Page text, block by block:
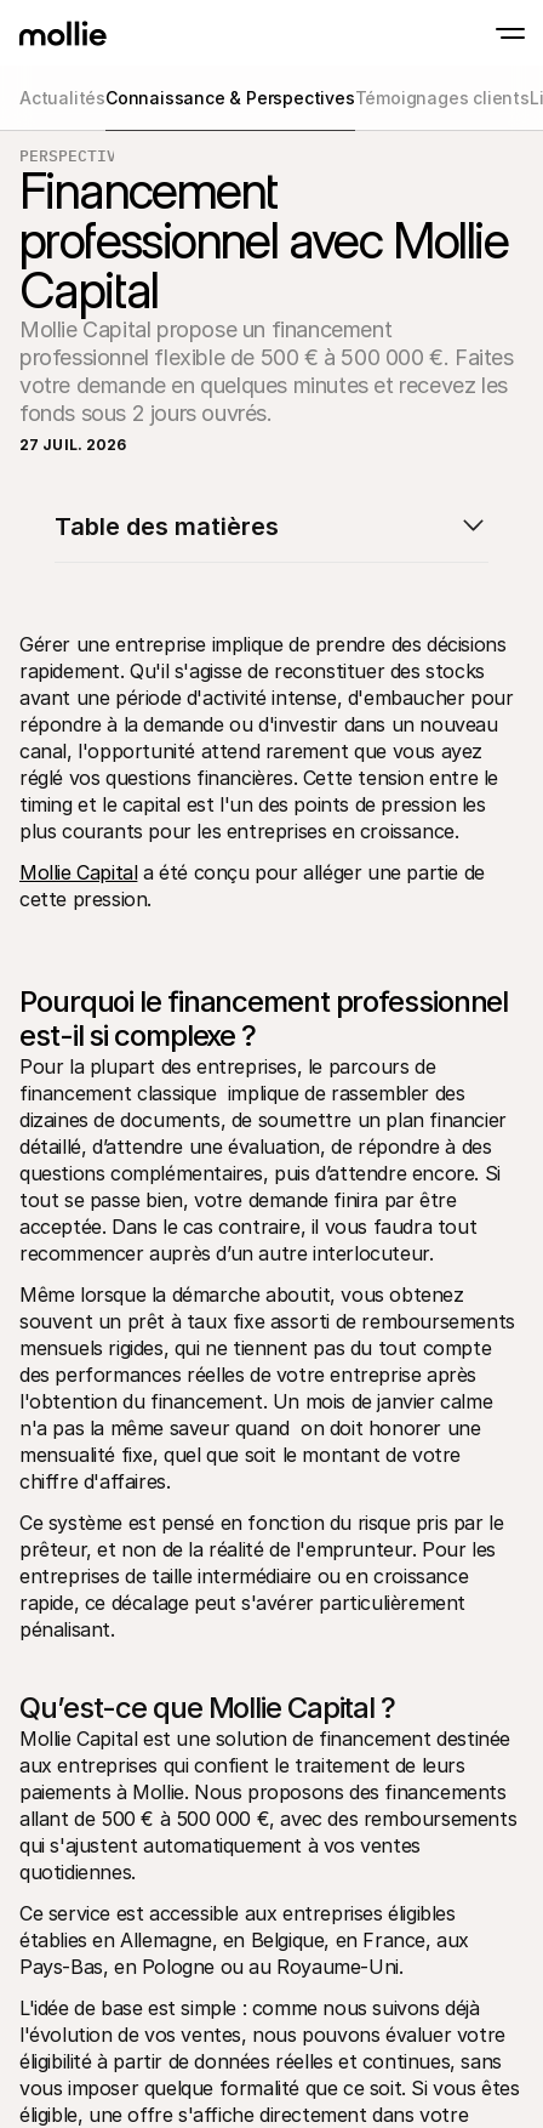
Tap to Pay sur iPhone
Acceptez les paiements sans contact sur
En savoir plus
Encaissez des
de terminaux et
Checkout
Paiement
Encaissez des
récurrents et des
Acceptance and
En savoir plus sur notre Programme Partenaire Agence
Ressources techniques
Portail développeurs
Découvrez les ressources de développement et les mises à
jour
Bibliothèques
Intégrez Mollie avec des packages prêts à l'emploi
Communauté Discord
API
À propos de Mollie
Tarifs
Consultez nos tarifs
Lire les dernières actualités de
Mollie
Nous rejoindre
Rejoignez notre équipe - nous
recrutons !
nos
Contact
Pour les consommateurs
Découvrez pourquoi Mollie figure sur votre relevé bancaire
Pour les clients Mollie
Contactez notre équipe support
Pour obtenir un devis
Découvrez comment nous pouvons aider votre entreprise
ActualitésConnaissance & PerspectivesTémoignages clients
PERSPECTIVES
Financement
professionnel avec Mollie
Capital
Mollie Capital propose un financement
professionnel flexible de 500 € à 500 000 €. Faites
votre demande en quelques minutes et recevez les
fonds sous 2 jours ouvrés.
27 JUIL. 2026
Gérer une entreprise implique de prendre des décisions
rapidement. Qu'il s'agisse de reconstituer des stocks
avant une période d'activité intense, d'embaucher pour
répondre à la demande ou d'investir dans un nouveau
canal, l'opportunité attend rarement que vous ayez
réglé vos questions financières. Cette tension entre le
timing et le capital est l'un des points de pression les
plus courants pour les entreprises en croissance.
Mollie Capital a été conçu pour alléger une partie de
cette pression.
Pourquoi le financement professionnel
est-il si complexe ?
Pour la plupart des entreprises, le parcours de
financement classique  implique de rassembler des
dizaines de documents, de soumettre un plan financier
détaillé, d’attendre une évaluation, de répondre à des
questions complémentaires, puis d’attendre encore. Si
tout se passe bien, votre demande finira par être
acceptée. Dans le cas contraire, il vous faudra tout
recommencer auprès d’un autre interlocuteur.
Même lorsque la démarche aboutit, vous obtenez
souvent un prêt à taux fixe assorti de remboursements
mensuels rigides, qui ne tiennent pas du tout compte
des performances réelles de votre entreprise après
l'obtention du financement. Un mois de janvier calme
n'a pas la même saveur quand  on doit honorer une
mensualité fixe, quel que soit le montant de votre
chiffre d'affaires.
Ce système est pensé en fonction du risque pris par le
prêteur, et non de la réalité de l'emprunteur. Pour les
entreprises de taille intermédiaire ou en croissance
rapide, ce décalage peut s'avérer particulièrement
pénalisant.
Qu’est-ce que Mollie Capital ?
Mollie Capital est une solution de financement destinée
aux entreprises qui confient le traitement de leurs
paiements à Mollie. Nous proposons des financements
allant de 500 € à 500 000 €, avec des remboursements
qui s'ajustent automatiquement à vos ventes
quotidiennes.
Ce service est accessible aux entreprises éligibles
établies en Allemagne, en Belgique, en France, aux
Pays-Bas, en Pologne ou au Royaume-Uni.
L'idée de base est simple : comme nous suivons déjà
l'évolution de vos ventes, nous pouvons évaluer votre
éligibilité à partir de données réelles et continues, sans
vous imposer quelque formalité que ce soit. Si vous êtes
éligible, une offre s'affiche directement dans votre
Table des matières